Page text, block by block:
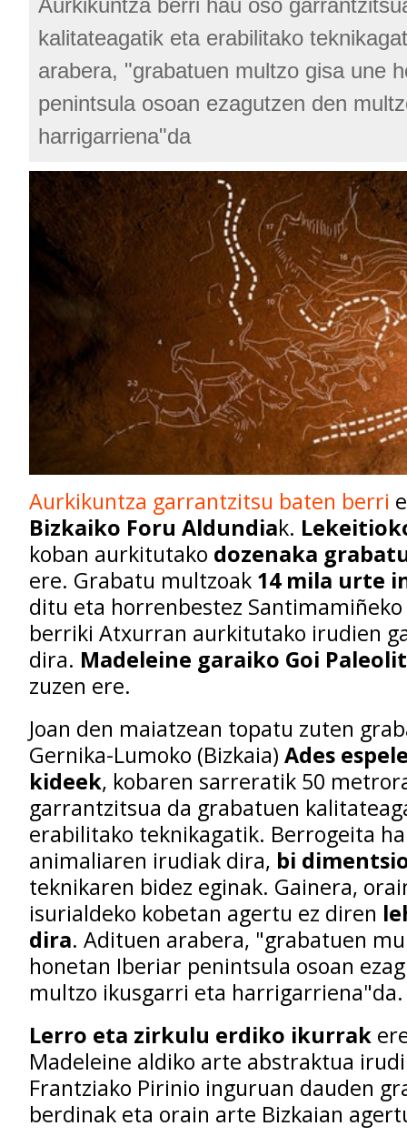
Aurkikuntza berri hau oso
kalitateagatik eta erabilitako
arabera, "grabatuen multzo gisa une
penintsula osoan ezagutzen den
harrigarriena"da
Aurkikuntza garrantzitsu baten berri
Bizkaiko Foru Aldundiak.
koban aurkitutako dozenaka
ere. Grabatu multzoak 14 mila urte
ditu eta horrenbestez Santimamiñeko
berriki Atxurran aurkitutako irudien
dira. Madeleine garaiko Goi
zuzen ere.
Joan den maiatzean topatu zuten
Gernika-Lumoko (Bizkaia) Ades
kideek, kobaren sarreratik 50
garrantzitsua da grabatuen
erabilitako teknikagatik. Berrogeita
animaliaren irudiak dira, bi
teknikaren bidez eginak. Gainera,
isurialdeko kobetan agertu ez diren
dira. Adituen arabera, "grabatuen
honetan Iberiar penintsula osoan
multzo ikusgarri eta harrigarriena"da.
Lerro eta zirkulu erdiko ikurrak
Madeleine aldiko arte abstraktua
Frantziako Pirinio inguruan dauden
berdinak eta orain arte Bizkaian